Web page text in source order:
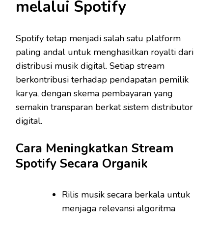
melalui Spotify
Spotify tetap menjadi salah satu platform
paling andal untuk menghasilkan royalti dari
distribusi musik digital. Setiap stream
berkontribusi terhadap pendapatan pemilik
karya, dengan skema pembayaran yang
semakin transparan berkat sistem distributor
digital.
Cara Meningkatkan Stream
Spotify Secara Organik
Rilis musik secara berkala untuk
menjaga relevansi algoritma